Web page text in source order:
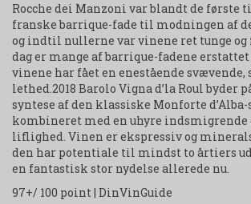
Rocche dei Manzoni var blandt de første
franske barrique-fade til modningen af
og indtil nullerne var vinene ret tunge og
dag er mange af barrique-fadene
vinene har fået en enestående
lethed.2018 Barolo Vigna d’la Roul byder
syntese af den klassiske Monforte
kombineret med en uhyre indsmigrende
liflighed. Vinen er ekspressiv og
den har potentiale til mindst to årtiers
en fantastisk stor nydelse allerede nu.
97+/ 100 point | DinVinGuide